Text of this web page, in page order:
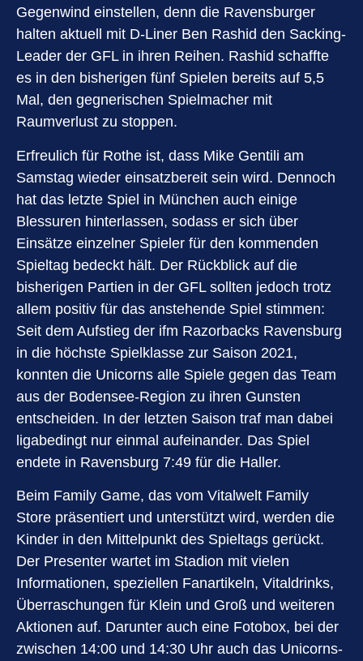
Gegenwind einstellen, denn die Ravensburger
halten aktuell mit D-Liner Ben Rashid den Sacking-
Leader der GFL in ihren Reihen. Rashid schaffte
es in den bisherigen fünf Spielen bereits auf 5,5
Mal, den gegnerischen Spielmacher mit
Raumverlust zu stoppen.
Erfreulich für Rothe ist, dass Mike Gentili am
Samstag wieder einsatzbereit sein wird. Dennoch
hat das letzte Spiel in München auch einige
Blessuren hinterlassen, sodass er sich über
Einsätze einzelner Spieler für den kommenden
Spieltag bedeckt hält. Der Rückblick auf die
bisherigen Partien in der GFL sollten jedoch trotz
allem positiv für das anstehende Spiel stimmen:
Seit dem Aufstieg der ifm Razorbacks Ravensburg
in die höchste Spielklasse zur Saison 2021,
konnten die Unicorns alle Spiele gegen das Team
aus der Bodensee-Region zu ihren Gunsten
entscheiden. In der letzten Saison traf man dabei
ligabedingt nur einmal aufeinander. Das Spiel
endete in Ravensburg 7:49 für die Haller.
Beim Family Game, das vom Vitalwelt Family
Store präsentiert und unterstützt wird, werden die
Kinder in den Mittelpunkt des Spieltags gerückt.
Der Presenter wartet im Stadion mit vielen
Informationen, speziellen Fanartikeln, Vitaldrinks,
Überraschungen für Klein und Groß und weiteren
Aktionen auf. Darunter auch eine Fotobox, bei der
zwischen 14:00 und 14:30 Uhr auch das Unicorns-